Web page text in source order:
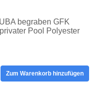
begraben GFK
Pool Polyester
Zum Warenkorb hinzufügen